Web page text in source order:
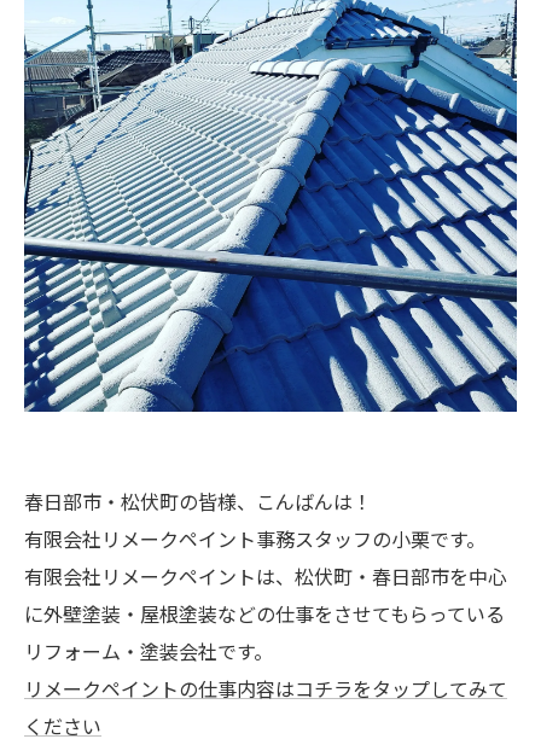
春日部市・松伏町の皆様、こんばんは！
有限会社リメークペイント事務スタッフの小栗です。
有限会社リメークペイントは、松伏町・春日部市を中心
に外壁塗装・屋根塗装などの仕事をさせてもらっている
リフォーム・塗装会社です。
リメークペイントの仕事内容はコチラをタップしてみて
ください